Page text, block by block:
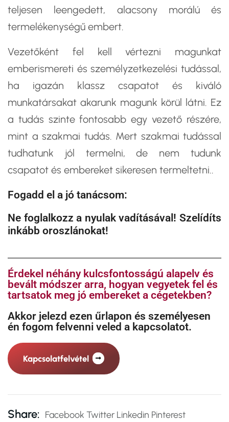
teljesen leengedett, alacsony morálú és
termelékenységű embert.
Vezetőként fel kell vértezni magunkat
emberismereti és személyzetkezelési tudással,
ha igazán klassz csapatot és kiváló
munkatársakat akarunk magunk körül látni. Ez
a tudás szinte fontosabb egy vezető részére,
mint a szakmai tudás. Mert szakmai tudással
tudhatunk jól termelni, de nem tudunk
csapatot és embereket sikeresen termeltetni..
Fogadd el a jó tanácsom:
Ne foglalkozz a nyulak vadításával! Szelídíts
inkább oroszlánokat!
Érdekel néhány kulcsfontosságú alapelv és
bevált módszer arra, hogyan vegyetek fel és
tartsatok meg jó embereket a cégetekben?
​Akkor jelezd ezen űrlapon és személyesen
én fogom felvenni veled a kapcsolatot.
Kapcsolatfelvétel
Share: Facebook Twitter Linkedin Pinterest